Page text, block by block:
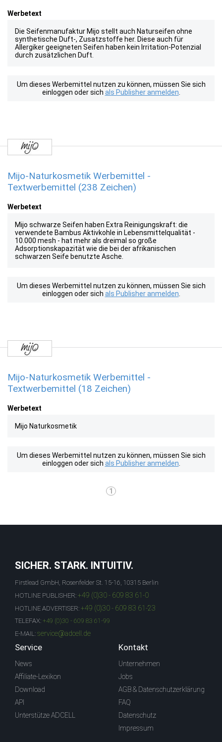
Werbetext
Die Seifenmanufaktur Mijo stellt auch Naturseifen ohne
synthetische Duft-, Zusatzstoffe her. Diese auch für
Allergiker geeigneten Seifen haben kein Irritation-Potenzial
durch zusätzlichen Duft.
Um dieses Werbemittel nutzen zu können, müssen Sie sich
einloggen oder sich als Publisher anmelden
Mijo-Naturkosmetik Werbemittel -
Textwerbemittel (238 Zeichen)
Werbetext
Mijo schwarze Seifen haben Extra Reinigungskraft: die
verwendete Bambus Aktivkohle in Lebensmittelqualität -
10.000 mesh - hat mehr als dreimal so große
Adsorptionskapazität wie die bei der afrikanischen
schwarzen Seife benutzte Asche.
Um dieses Werbemittel nutzen zu können, müssen Sie sich
einloggen oder sich als Publisher anmelden
Mijo-Naturkosmetik Werbemittel -
Textwerbemittel (18 Zeichen)
Werbetext
Mijo Naturkosmetik
Um dieses Werbemittel nutzen zu können, müssen Sie sich
einloggen oder sich als Publisher anmelden
1
SICHER. STARK. INTUITIV.
Firstlead GmbH, Rosenfelder St. 15-16, 10315 Berlin
HOTLINE PUBLISHER: +49 (0)30 - 609 83 61-0
HOTLINE ADVERTISER: +49 (0)30 - 609 83 61-23
TELEFAX: +49 (0)30 - 609 83 61-99
E-MAIL: service@adcell.de
Service
News
Affiliate-Lexikon
Download
API
Unterstütze ADCELL
Kontakt
Unternehmen
Jobs
AGB & Datenschutzerklärung
FAQ
Datenschutz
Impressum